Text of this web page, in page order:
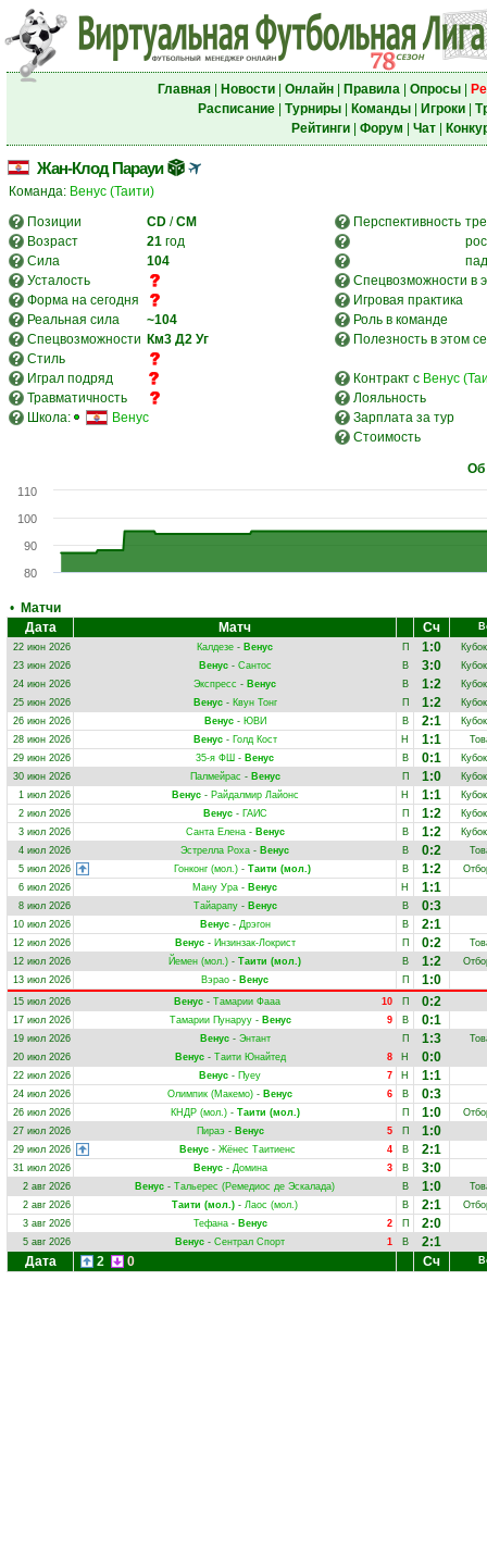
Главная| Новости| Онлайн| Правила| Опросы|
Расписание| Турниры| Команды| Игроки|
Рейтинги| Форум Чат|
Жан-Клод Парауи
Команда: Венус (Таити)
Позиции
CD /CM Перспективность
Возраст
21 год
Сила
104
Усталость
Спецвозможности в
Форма на сегодня
Игровая практика
Реальная сила
~104
Роль в команде
Спецвозможности Км3 Д2 Уг
Полезность в этом
Стиль
Играл подряд
Контракт с Венус
Травматичность
Лояльность
Школа:
Венус
Зарплата за тур
Стоимость
Об
80
90
100
110
• Матчи
Дата
Матч Сч
22 июн 2026
Калдезе - Венус П 1:0
23 июн 2026
Венус- Сантос В 3:0
24 июн 2026
Экспресс - Венус В 1:2
25 июн 2026
Венус- Квун Тонг П 1:2
26 июн 2026
Венус- ЮВИ В 2:1
28 июн 2026
Венус- Голд Кост Н 1:1
29 июн 2026
35-я ФШ - Венус В 0:1
30 июн 2026
Палмейрас - Венус П 1:0
1 июл 2026
Венус- Райдалмир Лайонс Н 1:1
2 июл 2026
Венус- ГАИС П 1:2
3 июл 2026
Санта Елена- Венус В 1:2
4 июл 2026
Эстрелла Роха - Венус В 0:2
5 июл 2026
Гонконг (мол.) - Таити (мол.) В 1:2
6 июл 2026
Ману Ура - Венус Н 1:1
8 июл 2026 Тайарапу- Венус В 0:3
10 июл 2026 Венус- Дрэгон В 2:1
12 июл 2026 Венус- Инзинзак-Локрист П 0:2
12 июл 2026
Йемен (мол.) - Таити (мол.) В 1:2
13 июл 2026
Вэрао - Венус П 1:0
15 июл 2026 10
Венус - Тамарии Фааа П 0:2
17 июл 2026 9
Тамарии Пунаруу- Венус В 0:1
19 июл 2026 Венус- Энтант П 1:3
20 июл 2026
8
Венус- Таити Юнайтед Н 0:0
22 июл 2026 7
Венус - Пуеу Н 1:1
24 июл 2026 6
Олимпик (Макемо) - Венус В 0:3
26 июл 2026 КНДР (мол.)- Таити (мол.) П 1:0
27 июл 2026
5
Пираэ- Венус П 1:0
29 июл 2026 4
Венус - Жёнес Таитиенс В 2:1
31 июл 2026 3
Венус- Домина В 3:0
2 авг 2026 Венус - Тальерес (Ремедиос де Эскалада) В 1:0
2 авг 2026
Таити (мол.) - Лаос (мол.) В 2:1
3 авг 2026
2
Тефана- Венус П 2:0
5 авг 2026 1
Венус - Сентрал Спорт В
2:1
Дата
2 0 Сч